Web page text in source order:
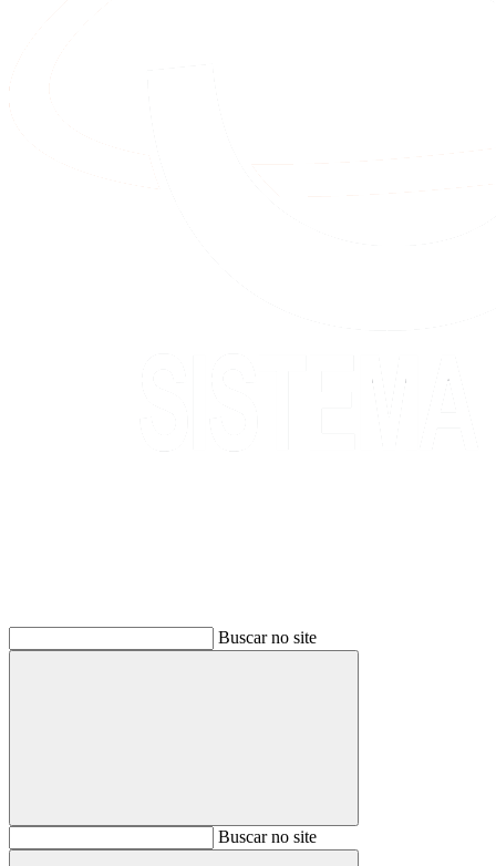
Buscar no site
BuscarBuscar no site